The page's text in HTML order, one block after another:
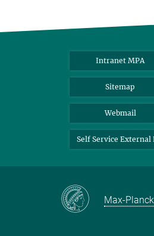
Intranet MPA
Sitemap
Webmail
Self Service External
Max-